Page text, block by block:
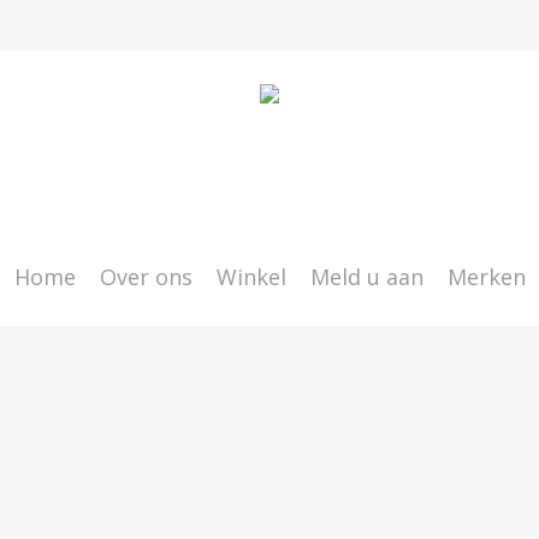
Home Over ons Winkel Meld u aan Merken